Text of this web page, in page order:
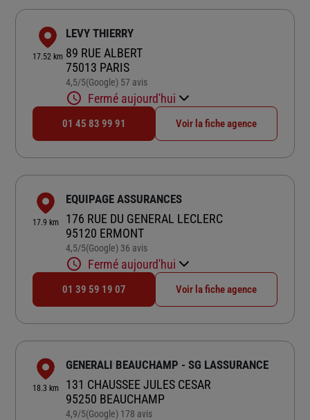
17.52 km
LEVY THIERRY
89 RUE ALBERT
75013 PARIS
4,5/5Note de 4.5 sur 5
(Google) 57 avis
Fermé aujourd'hui
01 45 83 99 91 Voir la fiche agence
17.9 km
EQUIPAGE ASSURANCES
176 RUE DU GENERAL LECLERC
95120 ERMONT
4,5/5Note de 4.5 sur 5
(Google) 36 avis
Fermé aujourd'hui
01 39 59 19 07 Voir la fiche agence
18.3 km
GENERALI BEAUCHAMP - SG LASSURANCE
131 CHAUSSEE JULES CESAR
95250 BEAUCHAMP
4,9/5Note de 4.9 sur 5
(Google) 178 avis